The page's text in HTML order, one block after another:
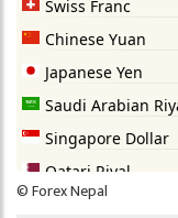
©Forex Nepal